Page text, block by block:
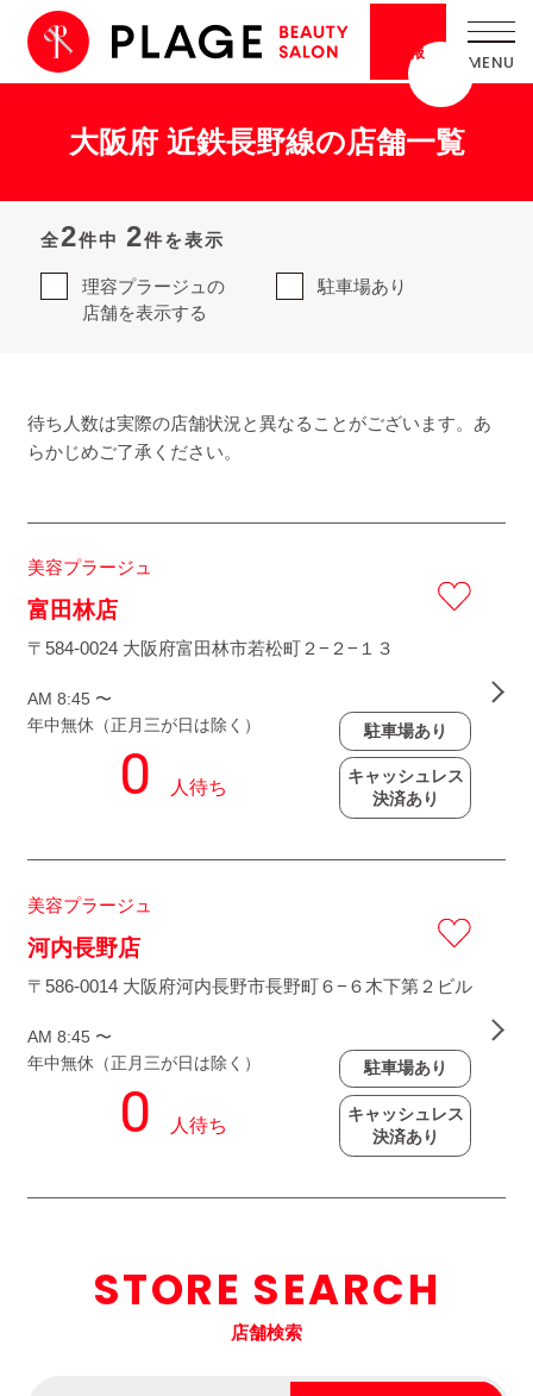
情報
大阪府 近鉄長野線の店舗一覧
全2件中 2件を表示
理容プラージュの
店舗を表示する
駐車場あり
待ち人数は実際の店舗状況と異なることがございます。あ
らかじめご了承ください。
美容プラージュ
富田林店
〒584-0024 大阪府富田林市若松町２−２−１３
AM 8:45 〜
年中無休（正月三が日は除く）
駐車場あり
キャッシュレス
決済あり
美容プラージュ
河内長野店
〒586-0014 大阪府河内長野市長野町６−６木下第２ビル
AM 8:45 〜
年中無休（正月三が日は除く）
駐車場あり
キャッシュレス
決済あり
STORE SEARCH
店舗検索